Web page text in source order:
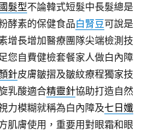
髮型不論韓式短髮中長髮總是
酵素的保健食品白腎豆可說是
增長增加醫療團隊尖端檢測技
您自費健檢套餐家人做白內障
針皮膚皺摺及皺紋療程獨家技
乳酸適合精靈針協助打造自然
力模糊就稱為白內障及七日孅
肌膚使用，重要用對眼霜和眼